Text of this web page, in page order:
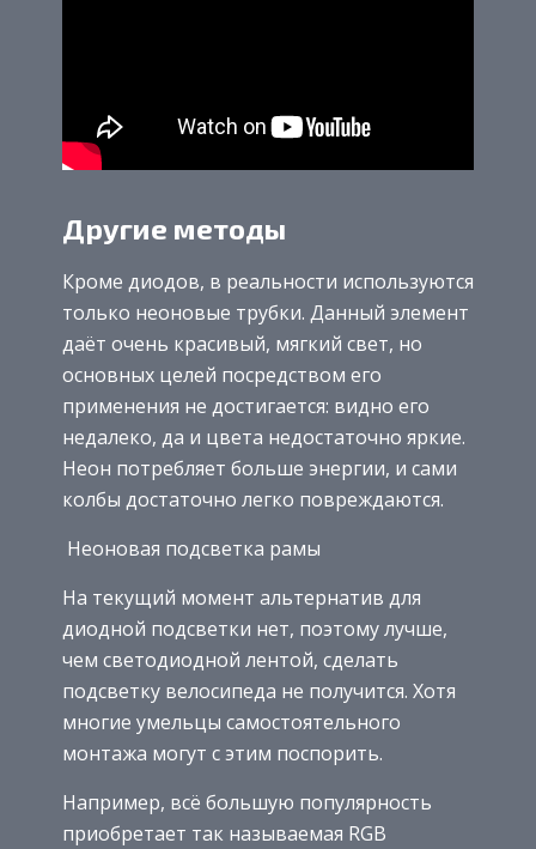
Другие методы
Кроме диодов, в реальности используются
только неоновые трубки. Данный элемент
даёт очень красивый, мягкий свет, но
основных целей посредством его
применения не достигается: видно его
недалеко, да и цвета недостаточно яркие.
Неон потребляет больше энергии, и сами
колбы достаточно легко повреждаются.
Неоновая подсветка рамы
На текущий момент альтернатив для
диодной подсветки нет, поэтому лучше,
чем светодиодной лентой, сделать
подсветку велосипеда не получится. Хотя
многие умельцы самостоятельного
монтажа могут с этим поспорить.
Например, всё большую популярность
приобретает так называемая RGB